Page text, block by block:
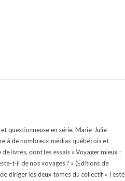
questionneuse en série, Marie-Julie
à de nombreux médias québécois et
livres, dont les essais « Voyager mieux :
t-il de nos voyages ? » (Éditions de
diriger les deux tomes du collectif « Testé